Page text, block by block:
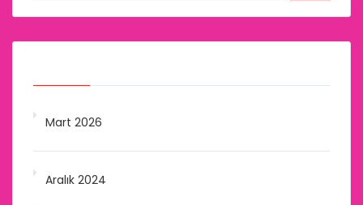
Mart 2026
Aralık 2024